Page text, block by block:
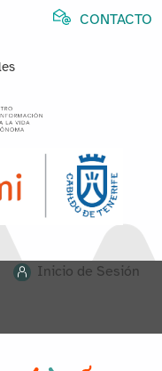
CONTACTO
Inicio de Sesión